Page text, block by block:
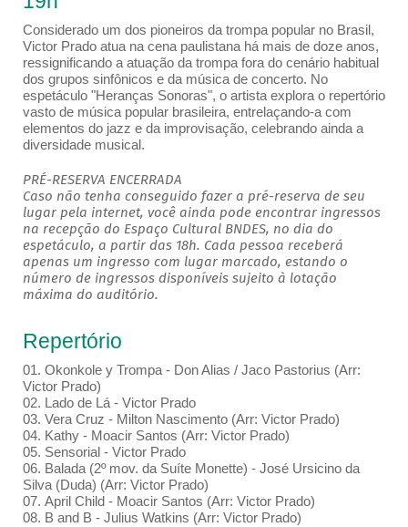
Considerado um dos pioneiros da trompa popular no Brasil,
Victor Prado atua na cena paulistana há mais de doze anos,
ressignificando a atuação da trompa fora do cenário habitual
dos grupos sinfônicos e da música de concerto. No
espetáculo "Heranças Sonoras", o artista explora o repertório
vasto de música popular brasileira, entrelaçando-a com
elementos do jazz e da improvisação, celebrando ainda a
diversidade musical.
PRÉ-RESERVA ENCERRADA
Caso não tenha conseguido fazer a pré-reserva de seu
lugar pela internet, você ainda pode encontrar ingressos
na recepção do Espaço Cultural BNDES, no dia do
espetáculo, a partir das 18h. Cada pessoa receberá
apenas um ingresso com lugar marcado, estando o
número de ingressos disponíveis sujeito à lotação
máxima do auditório.
Repertório
01. Okonkole y Trompa - Don Alias / Jaco Pastorius (Arr:
Victor Prado)
02. Lado de Lá - Victor Prado
03. Vera Cruz - Milton Nascimento (Arr: Victor Prado)
04. Kathy - Moacir Santos (Arr: Victor Prado)
05. Sensorial - Victor Prado
06. Balada (2º mov. da Suíte Monette) - José Ursicino da
Silva (Duda) (Arr: Victor Prado)
07. April Child - Moacir Santos (Arr: Victor Prado)
08. B and B - Julius Watkins (Arr: Victor Prado)